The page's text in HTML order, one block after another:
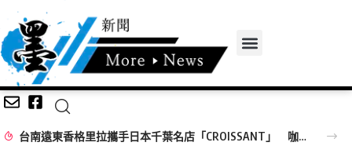
台南遠東香格里拉攜手日本千葉名店「CROISSANT」 咖哩麵包總冠軍技術首度在台落地 2026得獎可頌搶先日本上市